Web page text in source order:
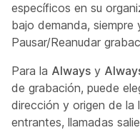
específicos en su
bajo demanda,
Pausar/Reanudar
Para la Always y
de grabación, puede
dirección y origen de la
entrantes, llamadas